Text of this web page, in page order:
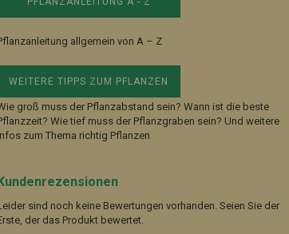
allgemein von A – Z
WEITERE TIPPS ZUM PFLANZEN
groß muss der Pflanzabstand sein? Wann ist die beste
Wie tief muss der Pflanzgraben sein? Und weitere
zum Thema richtig Pflanzen
sind noch keine Bewertungen vorhanden. Seien Sie der
der das Produkt bewertet.